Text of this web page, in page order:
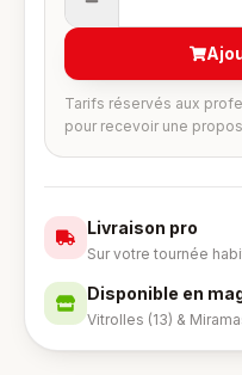
Tarifs réservés aux
pour recevoir une
Livraison pro
Sur votre tournée
Disponible en
Vitrolles (13) &